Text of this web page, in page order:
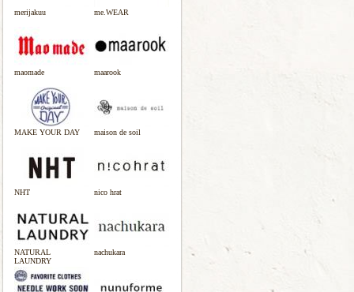
merijakuu me.WEAR
maomade maarook
MAKE YOUR DAY maison de soil
NHT nico hrat
NATURAL
LAUNDRY
nachukara